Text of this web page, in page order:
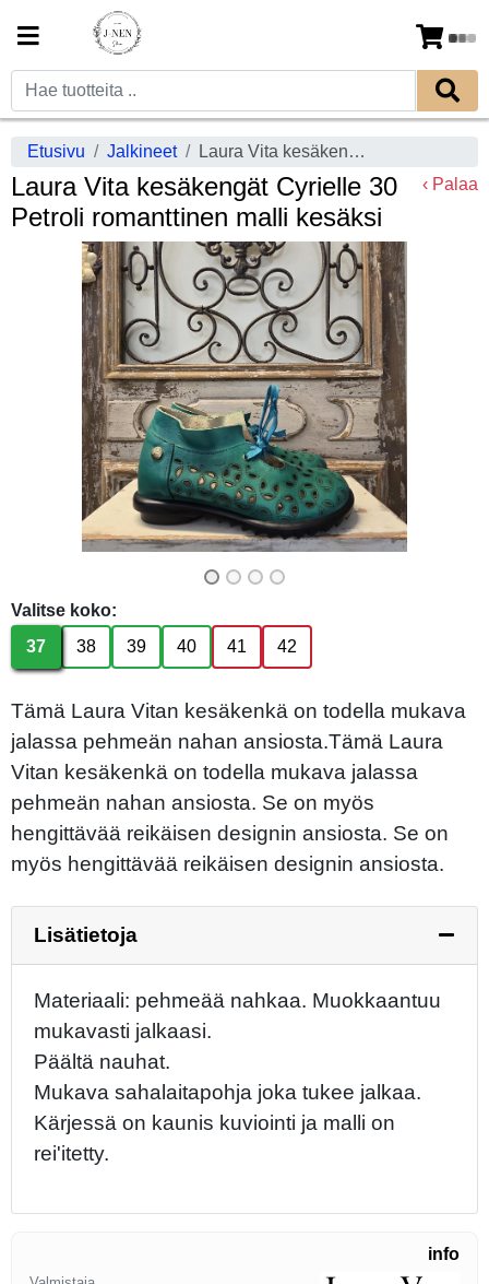
Etusivu Jalkineet Laura Vita kesäkengät Cyrielle 30 Petroli romanttinen malli kesäksi
Laura Vita kesäkengät Cyrielle 30
Petroli romanttinen malli kesäksi
‹ Palaa
Previous
Valitse koko:
37
38 39 40 41 42
Tämä Laura Vitan kesäkenkä on todella mukava
jalassa pehmeän nahan ansiosta.Tämä Laura
Vitan kesäkenkä on todella mukava jalassa
pehmeän nahan ansiosta. Se on myös
hengittävää reikäisen designin ansiosta. Se on
myös hengittävää reikäisen designin ansiosta.
Lisätietoja
Materiaali: pehmeää nahkaa. Muokkaantuu
mukavasti jalkaasi.
Päältä nauhat.
Mukava sahalaitapohja joka tukee jalkaa.
Kärjessä on kaunis kuviointi ja malli on
rei'itetty.
info